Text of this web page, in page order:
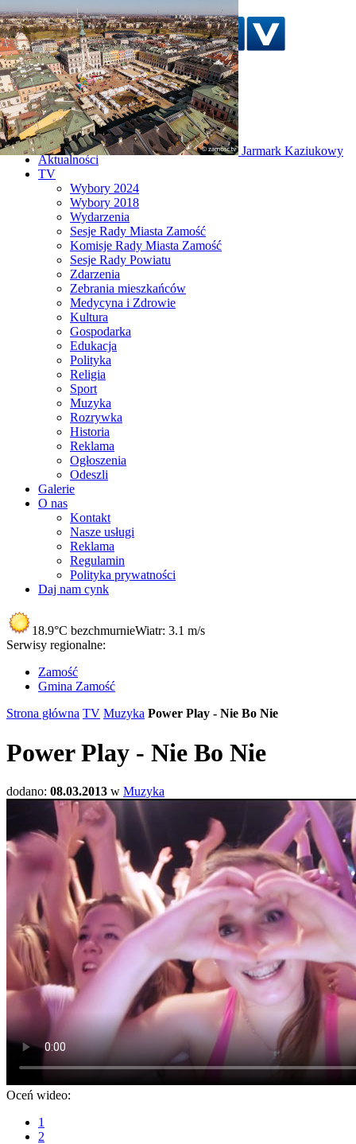
Szukaj w serwisie
Strona główna
Aktualności
TV
Wybory 2024
Wybory 2018
Wydarzenia
Sesje Rady Miasta Zamość
Komisje Rady Miasta Zamość
Sesje Rady Powiatu
Zdarzenia
Zebrania mieszkańców
Medycyna i Zdrowie
Kultura
Gospodarka
Edukacja
Polityka
Religia
Sport
Muzyka
Rozrywka
Historia
Reklama
Ogłoszenia
Odeszli
Galerie
O nas
Kontakt
Nasze usługi
Reklama
Regulamin
Polityka prywatności
Daj nam cynk
18.9°C bezchmurnieWiatr: 3.1 m/s
Serwisy regionalne:
Zamość
Gmina Zamość
Strona główna TV Muzyka Power Play - Nie Bo Nie
Power Play - Nie Bo Nie
dodano: 08.03.2013 w Muzyka
Oceń wideo:
1
2
Jarmark Kaziukowy